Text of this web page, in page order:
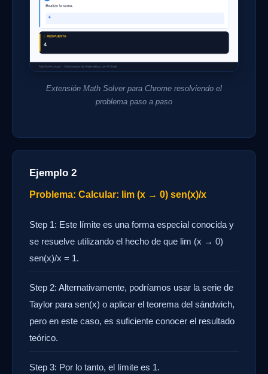
Extensión Math Solver para Chrome resolviendo el
problema paso a paso
Ejemplo 2
Problema: Calcular: lim (x → 0) sen(x)/x
Step 1: Este límite es una forma especial conocida y
se resuelve utilizando el hecho de que lim (x → 0)
sen(x)/x = 1.
Step 2: Alternativamente, podríamos usar la serie de
Taylor para sen(x) o aplicar el teorema del sándwich,
pero en este caso, es suficiente conocer el resultado
teórico.
Step 3: Por lo tanto, el límite es 1.